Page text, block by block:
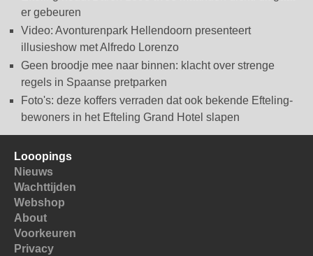
er gebeuren
Video: Avonturenpark Hellendoorn presenteert
illusieshow met Alfredo Lorenzo
Geen broodje mee naar binnen: klacht over strenge
regels in Spaanse pretparken
Foto's: deze koffers verraden dat ook bekende Efteling-
bewoners in het Efteling Grand Hotel slapen
Looopings
Nieuws
Wachttijden
Webshop
About
Voorkeuren
Privacy